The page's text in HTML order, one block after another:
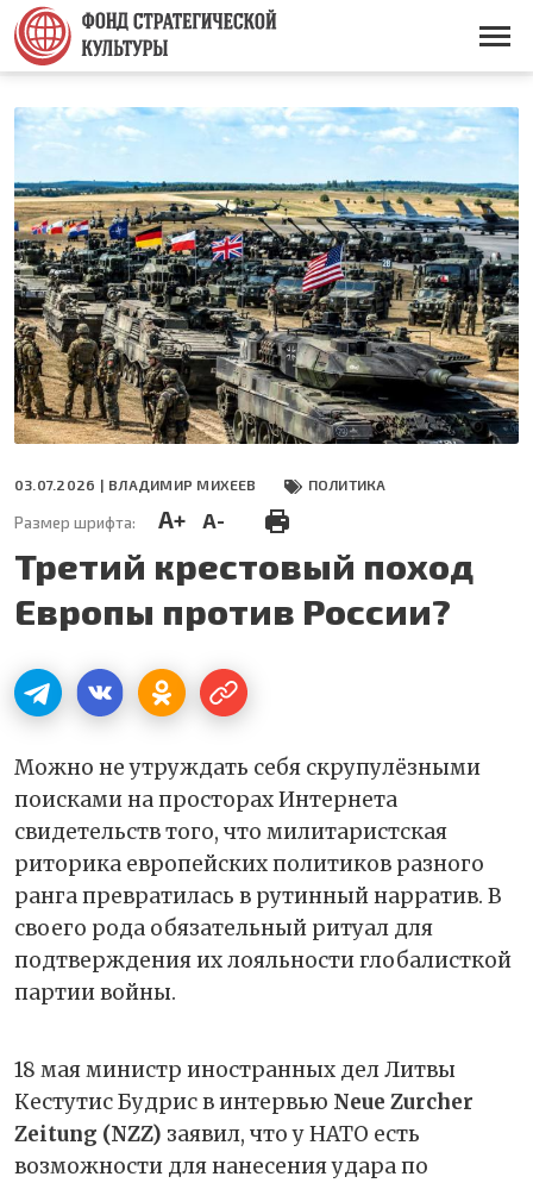
Перейти
основному
содержанию
Основная
03.07.2026 | ВЛАДИМИР МИХЕЕВ ПОЛИТИКА
Размер шрифта: A+ A-
Третий крестовый поход
Европы против России?
Можно не утруждать себя скрупулёзными
поисками на просторах Интернета
свидетельств того, что милитаристская
риторика европейских политиков разного
ранга превратилась в рутинный нарратив. В
своего рода обязательный ритуал для
подтверждения их лояльности глобалисткой
партии войны.
18 мая министр иностранных дел Литвы
Кестутис Будрис в интервью Neue Zurcher
Zeitung (NZZ) заявил, что у НАТО есть
возможности для нанесения удара по